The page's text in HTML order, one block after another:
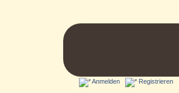
Anmelden Registrieren